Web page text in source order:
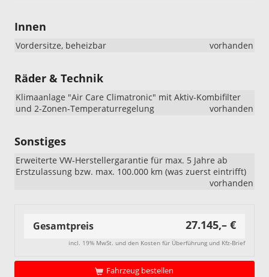
Limited“:
„R-
Line
umfasst
diese
Innen
Vordersitze, beheizbar vorhanden
Räder & Technik
Klimaanlage "Air Care Climatronic" mit Aktiv-Kombifilter
und 2-Zonen-Temperaturregelung
vorhanden
Sonstiges
Erweiterte VW-Herstellergarantie für max. 5 Jahre ab
Erstzulassung bzw. max. 100.000 km (was zuerst eintrifft)
vorhanden
Gesamtpreis 27.145,– €
incl. 19% MwSt. und den Kosten für Überführung und Kfz-Brief
Fahrzeug bestellen